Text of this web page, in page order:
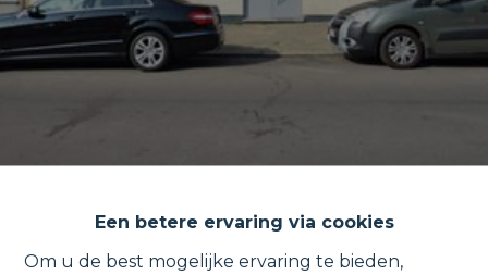
Een betere ervaring via cookies
Om u de best mogelijke ervaring te bieden,